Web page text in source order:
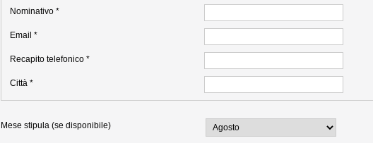
Nominativo *
Email *
Recapito telefonico *
Città *
Mese stipula (se disponibile)